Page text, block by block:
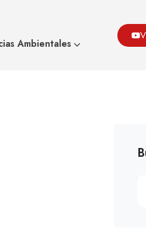
AmbientalesFrancia ‘gratificará’ A